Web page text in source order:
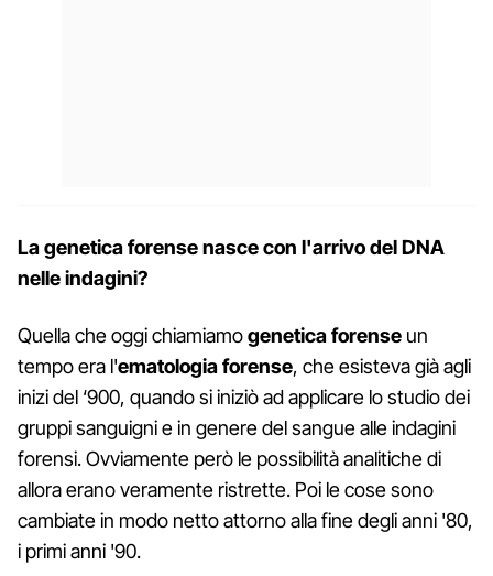
La genetica forense nasce con l'arrivo del DNA
nelle indagini?
Quella che oggi chiamiamogenetica forense un
tempo era l'ematologia forense, che esisteva già agli
inizi del ‘900, quando si iniziò ad applicare lo studio dei
gruppi sanguigni e in genere del sangue alle indagini
forensi. Ovviamente però le possibilità analitiche di
allora erano veramente ristrette. Poi le cose sono
cambiate in modo netto attorno alla fine degli anni '80,
i primi anni '90.